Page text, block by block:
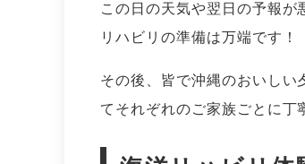
この日の天気や翌日の予報
リハビリの準備は万端です！
その後、皆で沖縄のおいしい
てそれぞれのご家族ごとに丁